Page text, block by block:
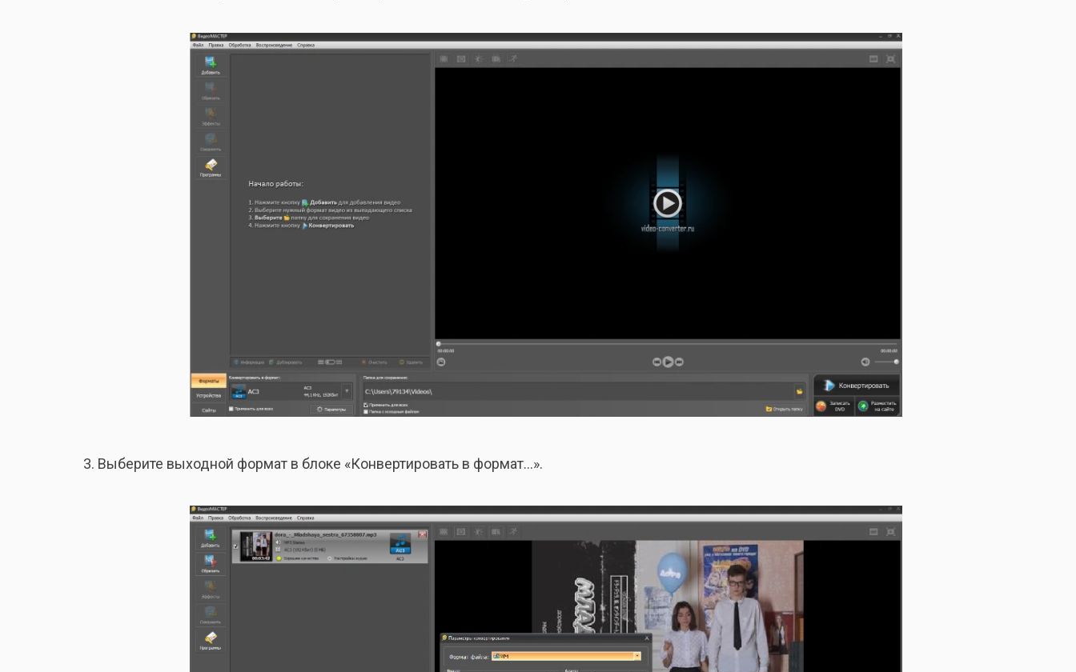
Выберите выходной формат в блоке «Конвертировать в формат…».